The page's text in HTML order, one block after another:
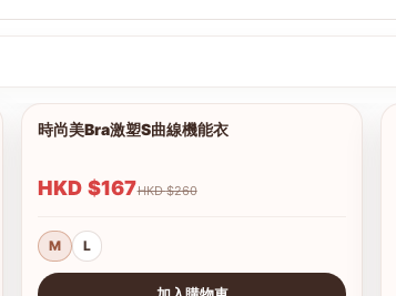
時尚美Bra激塑S曲線機能衣
HKD $167 HKD $260
M L